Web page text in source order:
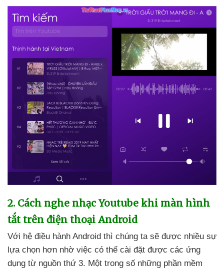
2. Cách nghe nhạc Youtube khi màn hình
tắt trên điện thoại Android
Với hệ điều hành Android thì chúng ta sẽ được nhiều sự
lựa chọn hơn nhờ việc có thể cài đặt được các ứng
dụng từ nguồn thứ 3. Một trong số những phần mềm